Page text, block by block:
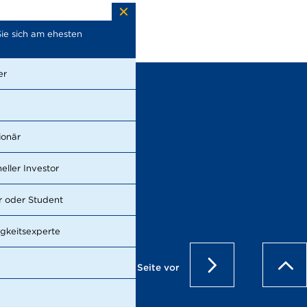
Seite vor
sich am ehesten
Investor
oder Student
Ausblick
Risiken